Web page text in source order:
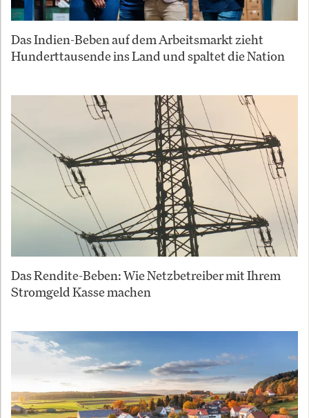
Das Indien-Beben auf dem Arbeitsmarkt zieht
Hunderttausende ins Land und spaltet die Nation
Das Rendite-Beben: Wie Netzbetreiber mit Ihrem
Stromgeld Kasse machen